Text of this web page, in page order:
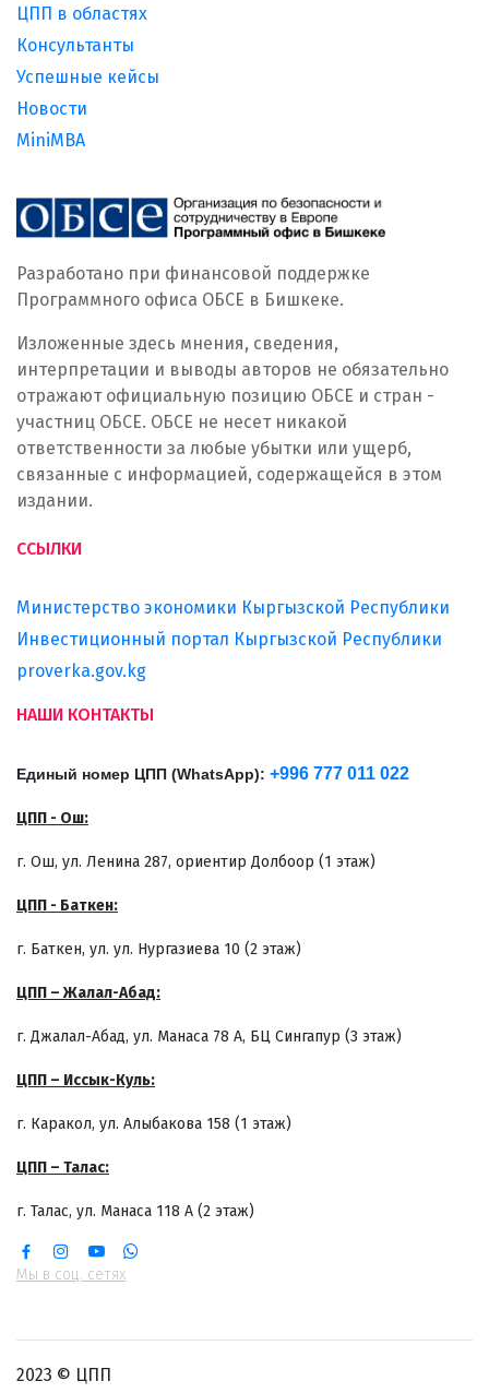
ЦПП в областях
Консультанты
Успешные кейсы
Новости
MiniMBA
Разработано при финансовой поддержке
Программного офиса ОБСЕ в Бишкеке.
Изложенные здесь мнения, сведения,
интерпретации и выводы авторов не обязательно
отражают официальную позицию ОБСЕ и стран -
участниц ОБСЕ. ОБСЕ не несет никакой
ответственности за любые убытки или ущерб,
связанные с информацией, содержащейся в этом
издании.
ССЫЛКИ
Министерство экономики Кыргызской Республики
Инвестиционный портал Кыргызской Республики
proverka.gov.kg
НАШИ КОНТАКТЫ
Единый номер ЦПП (WhatsApp): +996 777 011 022
ЦПП - Ош:
г. Ош, ул. Ленина 287, ориентир Долбоор (1 этаж)
ЦПП - Баткен:
г. Баткен, ул. ул. Нургазиева 10 (2 этаж)
ЦПП – Жалал-Абад:
г. Джалал-Абад, ул. Манаса 78 А, БЦ Сингапур (3 этаж)
ЦПП – Иссык-Куль:
г. Каракол, ул. Алыбакова 158 (1 этаж)
ЦПП – Талас:
г. Талас, ул. Манаса 118 А (2 этаж)
Мы в соц. сетях
2023 © ЦПП